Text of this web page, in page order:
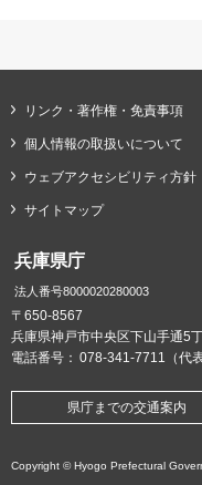
リンク・著作権・免責事項
個人情報の取扱いについて
ウェブアクセシビリティ方針
サイトマップ
兵庫県庁
法人番号8000020280003
〒650-8567
兵庫県神戸市中央区下山手通5
電話番号： 078-341-7711（代表
県庁までの交通案内
Copyright © Hyogo Prefectural